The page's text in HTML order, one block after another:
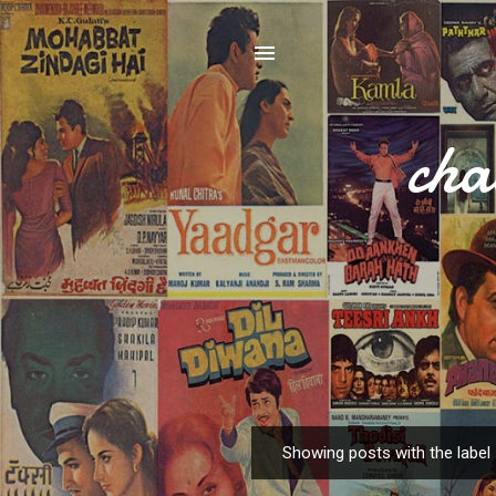
o
Showing posts with the label